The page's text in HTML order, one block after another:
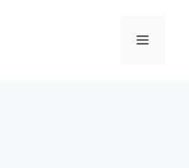
Menu